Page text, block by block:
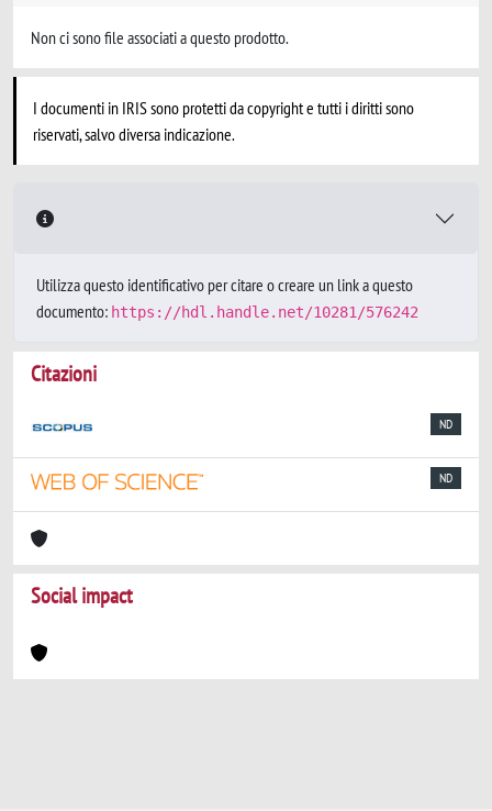
Non ci sono file associati a questo prodotto.
I documenti in IRIS sono protetti da copyright e tutti i diritti sono
riservati, salvo diversa indicazione.
Utilizza questo identificativo per citare o creare un link a questo
documento: https://hdl.handle.net/10281/576242
Citazioni
ND
ND
Social impact